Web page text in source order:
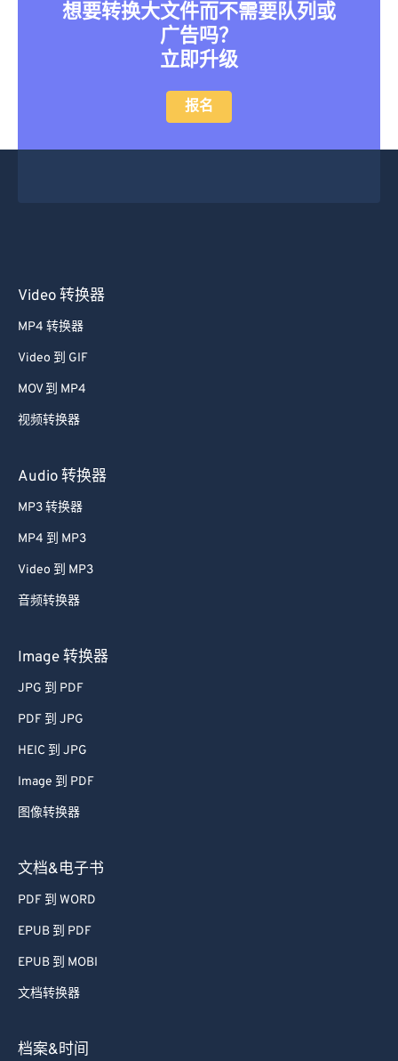
想要转换大文件而不需要队列或
广告吗？
立即升级
报名
Video 转换器
MP4 转换器
Video 到 GIF
MOV 到 MP4
视频转换器
Audio 转换器
MP3 转换器
MP4 到 MP3
Video 到 MP3
音频转换器
Image 转换器
JPG 到 PDF
PDF 到 JPG
HEIC 到 JPG
Image 到 PDF
图像转换器
文档&电子书
PDF 到 WORD
EPUB 到 PDF
EPUB 到 MOBI
文档转换器
档案&时间